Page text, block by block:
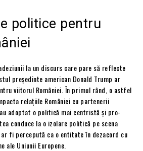
politice pentru
la un discurs care pare să reflecte
președinte american Donald Trump ar
viitorul României. În primul rând, o astfel
relațiile României cu partenerii
adoptat o politică mai centristă și pro-
conduce la o izolare politică pe scena
ar fi percepută ca o entitate în dezacord cu
ale Uniunii Europene.